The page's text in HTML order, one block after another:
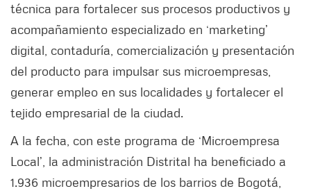
técnica para fortalecer sus procesos productivos y
acompañamiento especializado en ‘marketing’
digital, contaduría, comercialización y presentación
del producto para impulsar sus microempresas,
generar empleo en sus localidades y fortalecer el
tejido empresarial de la ciudad.
A la fecha, con este programa de ‘Microempresa
Local’, la administración Distrital ha beneficiado a
1.936 microempresarios de los barrios de Bogotá,